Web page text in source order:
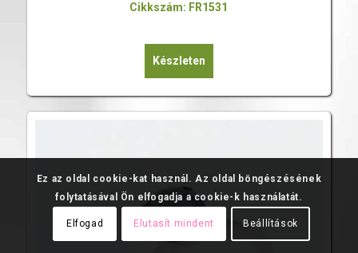
Cikkszám: FR1531
Készleten
Ez az oldal cookie-kat használ. Az oldal böngészésének
folytatásával Ön elfogadja a cookie-k használatát.
Elfogad Elutasít mindent Beállítások